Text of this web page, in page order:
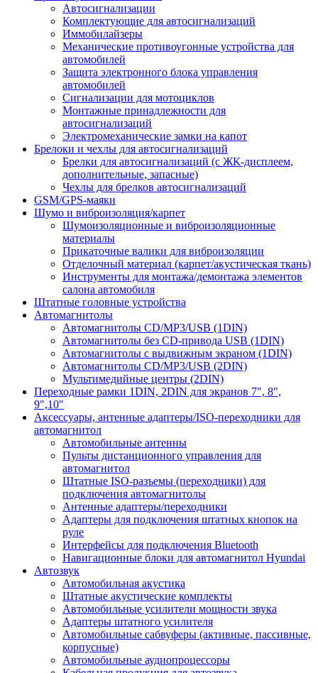
Автосигнализации
Комплектующие для автосигнализаций
Иммобилайзеры
Механические противоугонные устройства для
автомобилей
Защита электронного блока управления
автомобилей
Сигнализации для мотоциклов
Монтажные принадлежности для
автосигнализаций
Электромеханические замки на капот
Брелоки и чехлы для автосигнализаций
Брелки для автосигнализаций (с ЖК-дисплеем,
дополнительные, запасные)
Чехлы для брелков автосигнализаций
GSM/GPS-маяки
Шумо и виброизоляция/карпет
Шумоизоляционные и виброизоляционные
материалы
Прикаточные валики для виброизоляции
Отделочный материал (карпет/акустическая ткань)
Инструменты для монтажа/демонтажа элементов
салона автомобиля
Штатные головные устройства
Автомагнитолы
Автомагнитолы CD/MP3/USB (1DIN)
Автомагнитолы без CD-привода USB (1DIN)
Автомагнитолы с выдвижным экраном (1DIN)
Автомагнитолы CD/MP3/USB (2DIN)
Мультимедийные центры (2DIN)
Переходные рамки 1DIN, 2DIN для экранов 7", 8",
9",10"
Аксессуары, антенные адаптеры/ISO-переходники для
автомагнитол
Автомобильные антенны
Пульты дистанционного управления для
автомагнитол
Штатные ISO-разъемы (переходники) для
подключения автомагнитолы
Антенные адаптеры/переходники
Адаптеры для подключения штатных кнопок на
руле
Интерфейсы для подключения Bluetooth
Навигационные блоки для автомагнитол Hyundai
Автозвук
Автомобильная акустика
Штатные акустические комплекты
Автомобильные усилители мощности звука
Адаптеры штатного усилителя
Автомобильные сабвуферы (активные, пассивные,
корпусные)
Автомобильные аудиопроцессоры